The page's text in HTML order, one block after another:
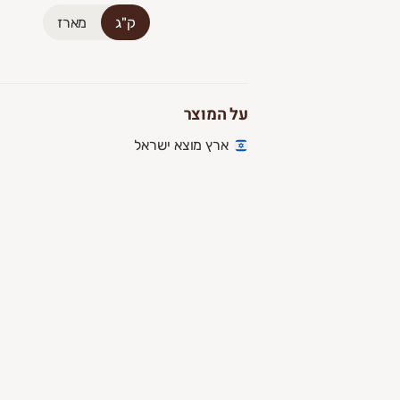
ק"ג מארז
על המוצר
ארץ מוצא ישראל